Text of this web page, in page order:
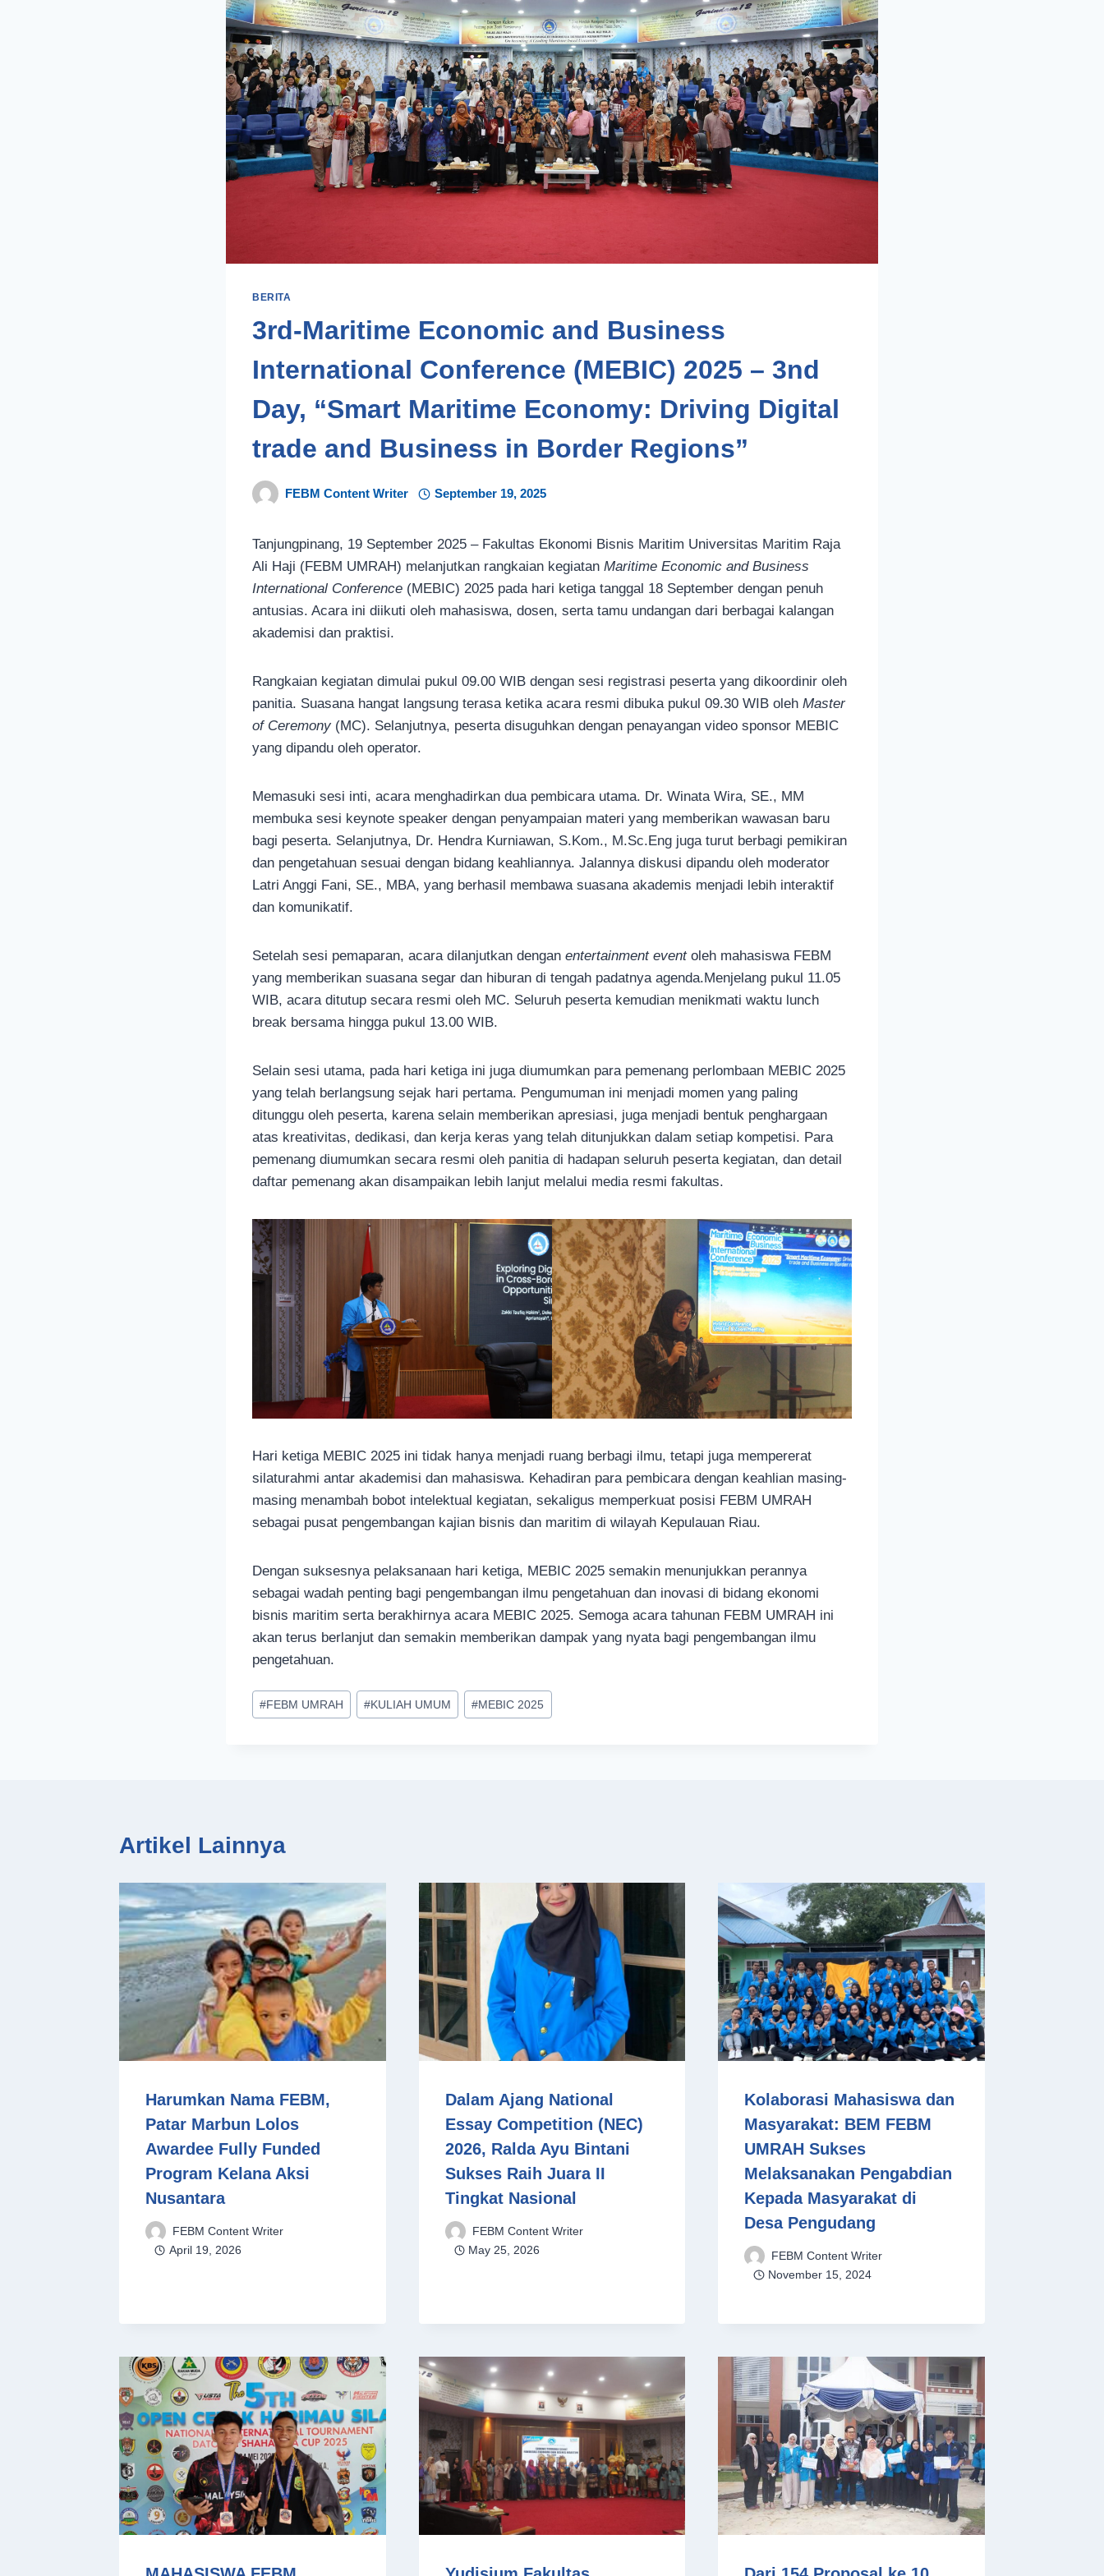
BERITA
3rd-Maritime Economic and Business
International Conference (MEBIC) 2025 – 3nd
Day, “Smart Maritime Economy: Driving Digital
trade and Business in Border Regions”
FEBM Content Writer September 19, 2025
Tanjungpinang, 19 September 2025 – Fakultas Ekonomi Bisnis Maritim Universitas Maritim Raja
Ali Haji (FEBM UMRAH) melanjutkan rangkaian kegiatan Maritime Economic and Business
International Conference (MEBIC) 2025 pada hari ketiga tanggal 18 September dengan penuh
antusias. Acara ini diikuti oleh mahasiswa, dosen, serta tamu undangan dari berbagai kalangan
akademisi dan praktisi.
Rangkaian kegiatan dimulai pukul 09.00 WIB dengan sesi registrasi peserta yang dikoordinir oleh
panitia. Suasana hangat langsung terasa ketika acara resmi dibuka pukul 09.30 WIB oleh Master
of Ceremony (MC). Selanjutnya, peserta disuguhkan dengan penayangan video sponsor MEBIC
yang dipandu oleh operator.
Memasuki sesi inti, acara menghadirkan dua pembicara utama. Dr. Winata Wira, SE., MM
membuka sesi keynote speaker dengan penyampaian materi yang memberikan wawasan baru
bagi peserta. Selanjutnya, Dr. Hendra Kurniawan, S.Kom., M.Sc.Eng juga turut berbagi pemikiran
dan pengetahuan sesuai dengan bidang keahliannya. Jalannya diskusi dipandu oleh moderator
Latri Anggi Fani, SE., MBA, yang berhasil membawa suasana akademis menjadi lebih interaktif
dan komunikatif.
Setelah sesi pemaparan, acara dilanjutkan dengan entertainment eventoleh mahasiswa FEBM
yang memberikan suasana segar dan hiburan di tengah padatnya agenda.Menjelang pukul 11.05
WIB, acara ditutup secara resmi oleh MC. Seluruh peserta kemudian menikmati waktu lunch
break bersama hingga pukul 13.00 WIB.
Selain sesi utama, pada hari ketiga ini juga diumumkan para pemenang perlombaan MEBIC 2025
yang telah berlangsung sejak hari pertama. Pengumuman ini menjadi momen yang paling
ditunggu oleh peserta, karena selain memberikan apresiasi, juga menjadi bentuk penghargaan
atas kreativitas, dedikasi, dan kerja keras yang telah ditunjukkan dalam setiap kompetisi. Para
pemenang diumumkan secara resmi oleh panitia di hadapan seluruh peserta kegiatan, dan detail
daftar pemenang akan disampaikan lebih lanjut melalui media resmi fakultas.
Hari ketiga MEBIC 2025 ini tidak hanya menjadi ruang berbagi ilmu, tetapi juga mempererat
silaturahmi antar akademisi dan mahasiswa. Kehadiran para pembicara dengan keahlian masing-
masing menambah bobot intelektual kegiatan, sekaligus memperkuat posisi FEBM UMRAH
sebagai pusat pengembangan kajian bisnis dan maritim di wilayah Kepulauan Riau.
Dengan suksesnya pelaksanaan hari ketiga, MEBIC 2025 semakin menunjukkan perannya
sebagai wadah penting bagi pengembangan ilmu pengetahuan dan inovasi di bidang ekonomi
bisnis maritim serta berakhirnya acara MEBIC 2025. Semoga acara tahunan FEBM UMRAH ini
akan terus berlanjut dan semakin memberikan dampak yang nyata bagi pengembangan ilmu
pengetahuan.
Post
Tags:
#FEBM UMRAH #KULIAH UMUM #MEBIC 2025
Artikel Lainnya
Harumkan Nama FEBM,
Patar Marbun Lolos
Awardee Fully Funded
Program Kelana Aksi
Nusantara
FEBM Content Writer
April 19, 2026
Dalam Ajang National
Essay Competition (NEC)
2026, Ralda Ayu Bintani
Sukses Raih Juara II
Tingkat Nasional
FEBM Content Writer
May 25, 2026
Kolaborasi Mahasiswa dan
Masyarakat: BEM FEBM
UMRAH Sukses
Melaksanakan Pengabdian
Kepada Masyarakat di
Desa Pengudang
FEBM Content Writer
November 15, 2024